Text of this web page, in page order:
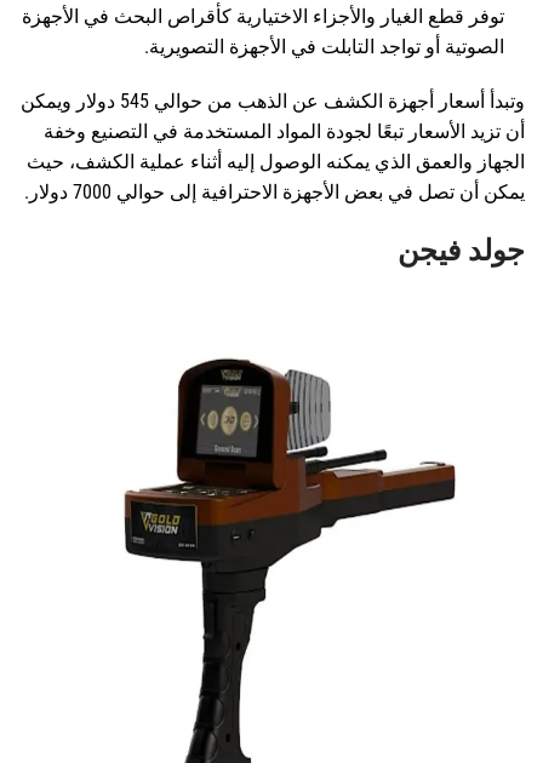
توفر قطع الغيار والأجزاء الاختيارية كأقراص البحث في الأجهزة
الصوتية أو تواجد التابلت في الأجهزة التصويرية.
وتبدأ أسعار أجهزة الكشف عن الذهب من حوالي 545 دولار ويمكن
أن تزيد الأسعار تبعًا لجودة المواد المستخدمة في التصنيع وخفة
الجهاز والعمق الذي يمكنه الوصول إليه أثناء عملية الكشف، حيث
يمكن أن تصل في بعض الأجهزة الاحترافية إلى حوالي 7000 دولار.
جولد فيجن